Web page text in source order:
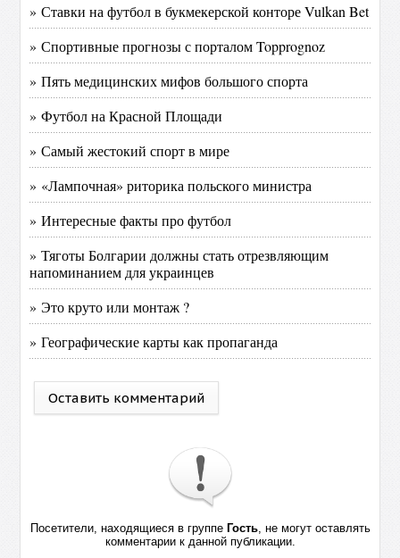
» Ставки на футбол в букмекерской конторе Vulkan Bet
» Спортивные прогнозы с порталом Topprognoz
» Пять медицинских мифов большого спорта
» Футбол на Красной Площади
» Самый жестокий спорт в мире
» «Лампочная» риторика польского министра
» Интересные факты про футбол
» Тяготы Болгарии должны стать отрезвляющим
напоминанием для украинцев
» Это круто или монтаж ?
» Географические карты как пропаганда
Оставить комментарий
Посетители, находящиеся в группе Гость, не могут оставлять
комментарии к данной публикации.